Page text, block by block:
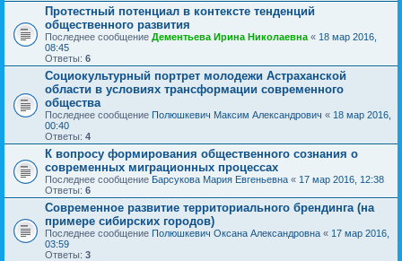
Протестный потенциал в контексте тенденций
общественного развития
Последнее сообщение Дементьева Ирина Николаевна « 18 мар 2016,
08:45
Ответы: 6
Социокультурный портрет молодежи Астраханской
области в условиях трансформации современного
общества
Последнее сообщение Полюшкевич Максим Александрович « 18 мар 2016,
00:40
Ответы: 4
К вопросу формирования общественного сознания о
современных миграционных процессах
Последнее сообщение Барсукова Мария Евгеньевна « 17 мар 2016, 12:38
Ответы: 6
Современное развитие территориального брендинга (на
примере сибирских городов)
Последнее сообщение Полюшкевич Оксана Александровна « 17 мар 2016,
03:59
Ответы: 3